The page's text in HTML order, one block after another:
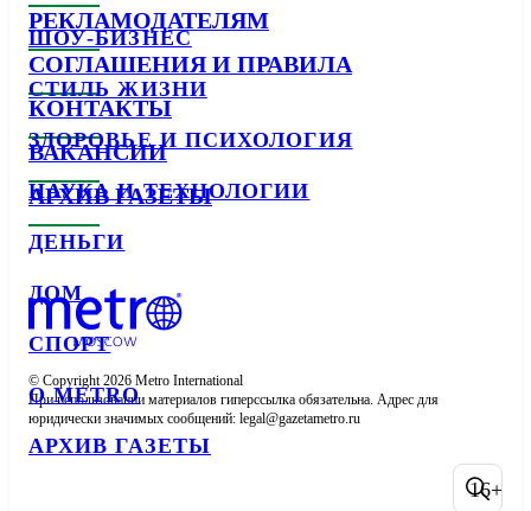
ШОУ-БИЗНЕС
СТИЛЬ ЖИЗНИ
ЗДОРОВЬЕ И ПСИХОЛОГИЯ
НАУКА И ТЕХНОЛОГИИ
ДЕНЬГИ
ДОМ
СПОРТ
О METRO
АРХИВ ГАЗЕТЫ
РЕКЛАМОДАТЕЛЯМ
СОГЛАШЕНИЯ И ПРАВИЛА
КОНТАКТЫ
ВАКАНСИИ
АРХИВ ГАЗЕТЫ
© Copyright 2026 Metro International
При использовании материалов гиперссылка обязательна. Адрес для
юридически значимых сообщений:
16+